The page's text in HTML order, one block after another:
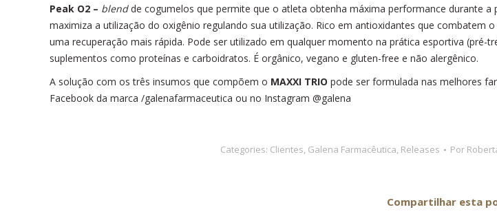
Peak O2 – blendde cogumelos que permite que o atleta obtenha máxima performance durante a
maximiza a utilização do oxigênio regulando sua utilização. Rico em antioxidantes que
uma recuperação mais rápida. Pode ser utilizado em qualquer momento na prática esportiva
suplementos como proteínas e carboidratos. É orgânico, vegano e gluten-free e não alergênico.
A solução com os três insumos que compõem o MAXXI TRIO pode ser formulada nas melhores
Facebook da marca /galenafarmaceutica ou no Instagram @galena
Categories: Clientes, Galena Farmacêutica, Releases Por
Compartilhar esta